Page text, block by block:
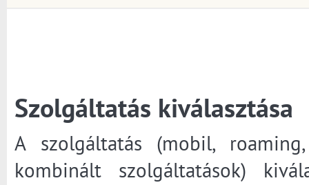
Szolgáltatás kiválasztása
A szolgáltatás (mobil,
kombinált szolgáltatások)